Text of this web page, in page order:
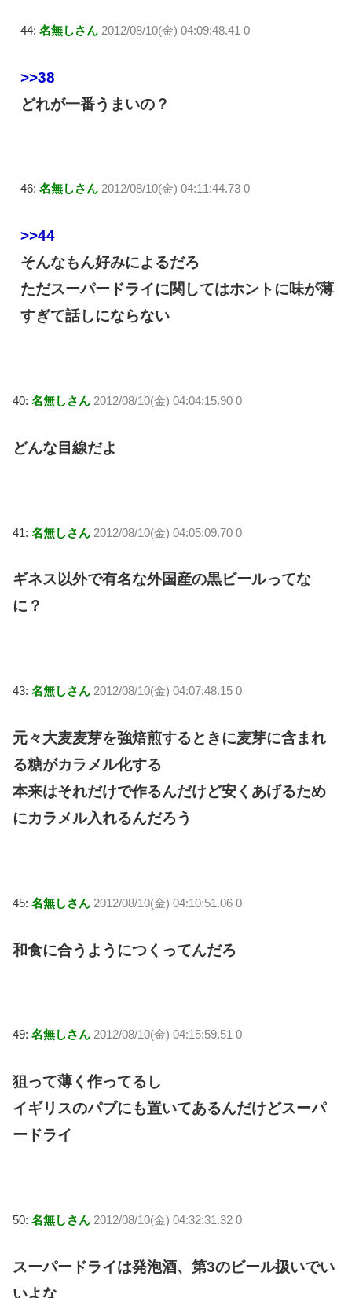
44: 名無しさん 2012/08/10(金) 04:09:48.41 0
>>38
どれが一番うまいの？
46: 名無しさん 2012/08/10(金) 04:11:44.73 0
>>44
そんなもん好みによるだろ
ただスーパードライに関してはホントに味が薄
すぎて話しにならない
40: 名無しさん 2012/08/10(金) 04:04:15.90 0
どんな目線だよ
41: 名無しさん 2012/08/10(金) 04:05:09.70 0
ギネス以外で有名な外国産の黒ビールってな
に？
43: 名無しさん 2012/08/10(金) 04:07:48.15 0
元々大麦麦芽を強焙煎するときに麦芽に含まれ
る糖がカラメル化する
本来はそれだけで作るんだけど安くあげるため
にカラメル入れるんだろう
45: 名無しさん 2012/08/10(金) 04:10:51.06 0
和食に合うようにつくってんだろ
49: 名無しさん 2012/08/10(金) 04:15:59.51 0
狙って薄く作ってるし
イギリスのパブにも置いてあるんだけどスーパ
ードライ
50: 名無しさん 2012/08/10(金) 04:32:31.32 0
スーパードライは発泡酒、第3のビール扱いでい
いよな